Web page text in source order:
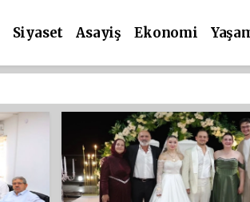
Siyaset Asayiş Ekonomi